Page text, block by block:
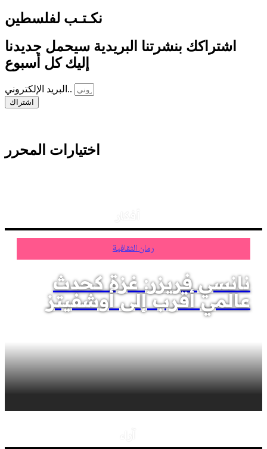
نكـتـب لفلسطين
اشتراكك بنشرتنا البريدية سيحمل جديدنا
إليك كل أسبوع
البريد الإلكتروني..
اشتراك
اختيارات المحرر
رمان الثقافية
نانسي فريزر: غزة كحدث
عالمي أقرب إلى أوشفيتز